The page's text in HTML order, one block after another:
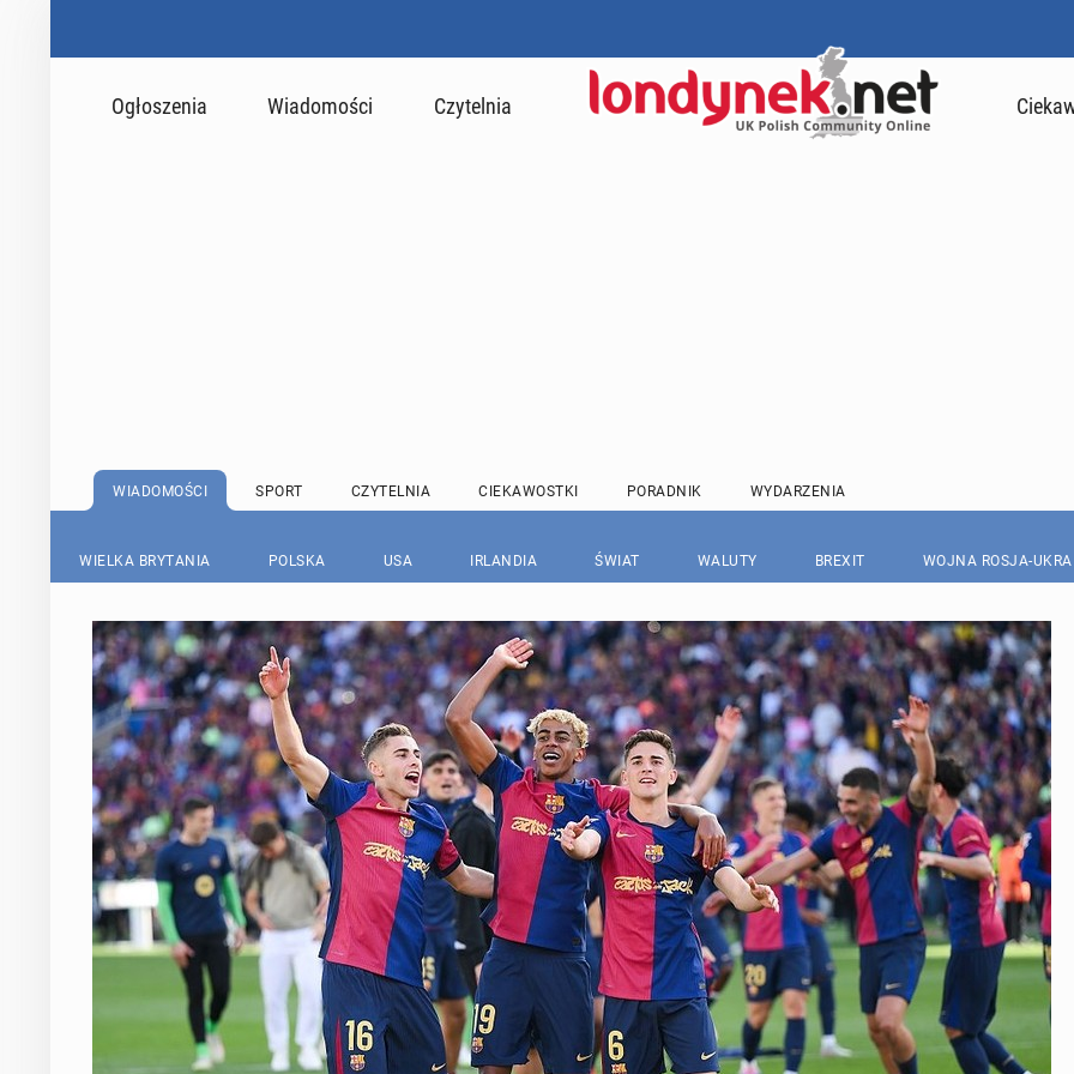
Ogłoszenia Wiadomości Czytelnia
WIADOMOŚCI SPORT CZYTELNIA CIEKAWOSTKI PORADNIK WYDARZENIA
WIELKA BRYTANIA POLSKA USA IRLANDIA ŚWIAT WALUTY BREXIT WOJNA ROSJA-